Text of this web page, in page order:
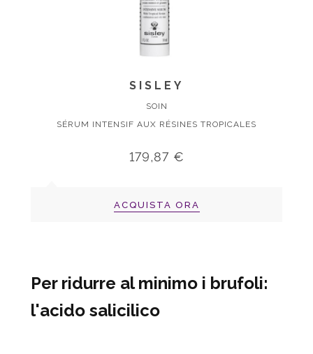
SISLEY
SOIN
SÉRUM INTENSIF AUX RÉSINES TROPICALES
179,87 €
ACQUISTA ORA
Per ridurre al minimo i brufoli:
l'acido salicilico